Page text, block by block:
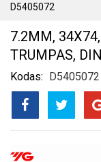
D5405072
7.2MM,
TRUMPAS,
Kodas D5405072
PEREITI